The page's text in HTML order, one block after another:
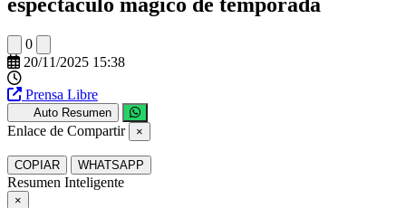
0
20/11/2025 15:38
Prensa Libre
Auto Resumen
Enlace de Compartir ×
COPIAR WHATSAPP
Resumen Inteligente
×